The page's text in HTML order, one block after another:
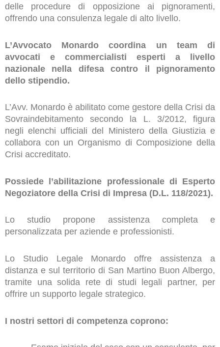
delle procedure di opposizione ai pignoramenti,
offrendo una consulenza legale di alto livello.
L’Avvocato Monardo coordina un team di
avvocati e commercialisti esperti a livello
nazionale nella difesa contro il pignoramento
dello stipendio.
L’Avv. Monardo è abilitato come gestore della Crisi da
Sovraindebitamento secondo la L. 3/2012, figura
negli elenchi ufficiali del Ministero della Giustizia e
collabora con un Organismo di Composizione della
Crisi accreditato.
Possiede l’abilitazione professionale di Esperto
Negoziatore della Crisi di Impresa (D.L. 118/2021).
Lo studio propone assistenza completa e
personalizzata per aziende e professionisti.
Lo Studio Legale Monardo offre assistenza a
distanza e sul territorio di San Martino Buon Albergo,
tramite una solida rete di studi legali partner, per
offrire un supporto legale strategico.
I nostri settori di competenza coprono: